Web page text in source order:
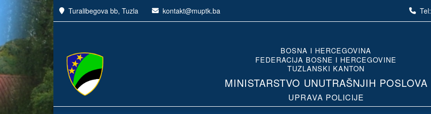
Turalibegova bb, Tuzla kontakt@muptk.ba Tel:
BOSNA I HERCEGOVINA
FEDERACIJA BOSNE I HERCEGOVINE
TUZLANSKI KANTON
MINISTARSTVO UNUTRAŠNJIH POSLOVA
UPRAVA POLICIJE